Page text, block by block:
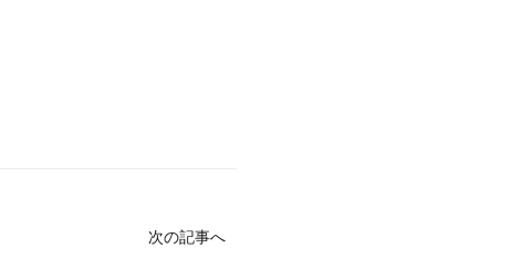
次の記事へ